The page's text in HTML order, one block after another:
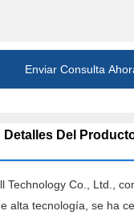
Enviar Consulta
Detalles Del
Technology Co., Ltd.,
alta tecnología, se ha